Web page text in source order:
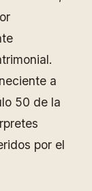
a
50 de la
por el